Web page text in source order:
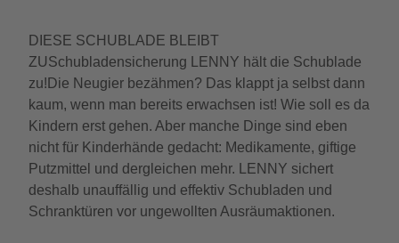
DIESE SCHUBLADE BLEIBT
ZUSchubladensicherung LENNY hält die Schublade
zu!Die Neugier bezähmen? Das klappt ja selbst dann
kaum, wenn man bereits erwachsen ist! Wie soll es da
Kindern erst gehen. Aber manche Dinge sind eben
nicht für Kinderhände gedacht: Medikamente, giftige
Putzmittel und dergleichen mehr. LENNY sichert
deshalb unauffällig und effektiv Schubladen und
Schranktüren vor ungewollten Ausräumaktionen.